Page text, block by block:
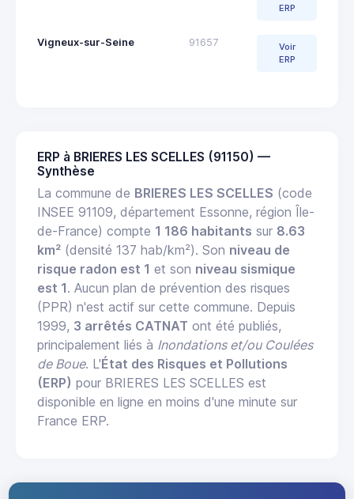
ERP
Vigneux-sur-Seine 91657
Voir
ERP
ERP à BRIERES LES SCELLES (91150) —
Synthèse
La commune de BRIERES LES SCELLES (code
INSEE 91109, département Essonne, région Île-
de-France) compte 1 186 habitants sur 8.63
km² (densité 137 hab/km²). Son niveau de
risque radon est 1 et son niveau sismique
est 1. Aucun plan de prévention des risques
(PPR) n'est actif sur cette commune. Depuis
1999, 3 arrêtés CATNAT ont été publiés,
principalement liés à Inondations et/ou Coulées
de Boue. L'État des Risques et Pollutions
(ERP) pour BRIERES LES SCELLES est
disponible en ligne en moins d'une minute sur
France ERP.